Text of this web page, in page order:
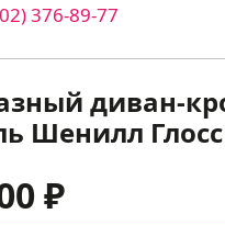
376-89-77
диван-
Шенилл
₽